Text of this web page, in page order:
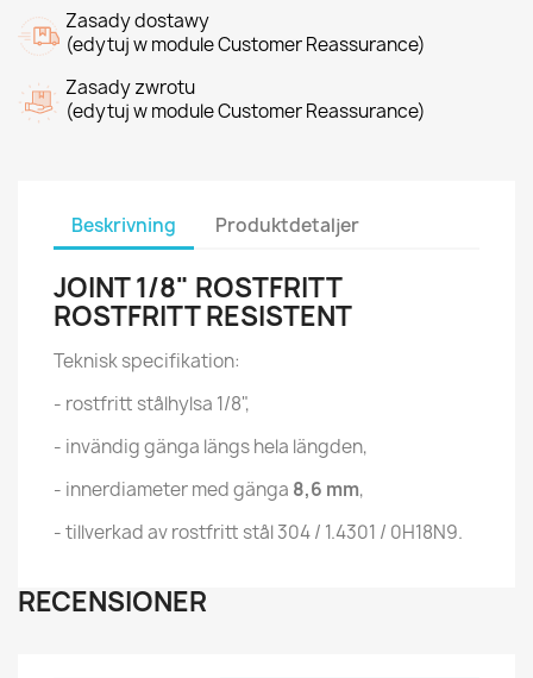
Zasady dostawy
(edytuj w module Customer Reassurance)
Zasady zwrotu
(edytuj w module Customer Reassurance)
Beskrivning Produktdetaljer
JOINT 1/8" ROSTFRITT
ROSTFRITT RESISTENT
Teknisk specifikation:
- rostfritt stålhylsa 1/8",
- invändig gänga längs hela längden,
- innerdiameter med gänga 8,6 mm,
- tillverkad av rostfritt stål 304 / 1.4301 / 0H18N9.
RECENSIONER